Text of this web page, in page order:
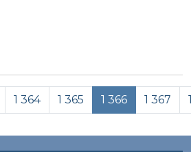
1 364 1 365 1 366 1 367